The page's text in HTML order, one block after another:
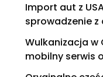
Import aut z
sprowadzenie z
Wulkanizacja w
mobilny serwis